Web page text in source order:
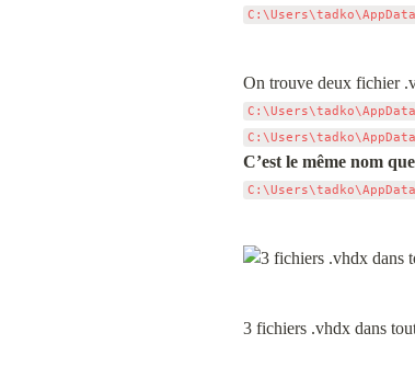
On trouve deux fichier
C’est le même nom
3 fichiers .vhdx dans